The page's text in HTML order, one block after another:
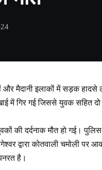
और मैदानी इलाकों में सड़क
में गिर गई जिससे युवक सहित दो
की दर्दनाक मौत हो गई।
द्वारा कोतवाली चमोली पर
है।